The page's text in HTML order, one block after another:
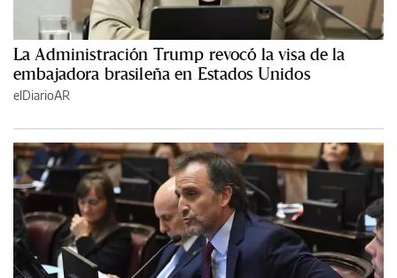
La Administración Trump revocó la visa de la
embajadora brasileña en Estados Unidos
elDiarioAR